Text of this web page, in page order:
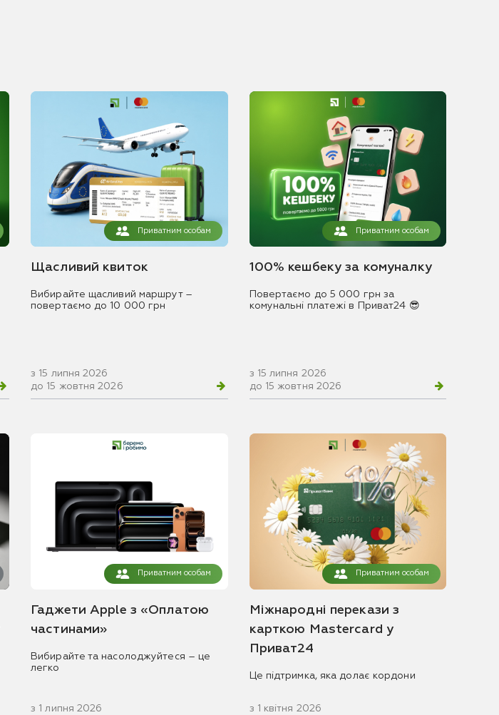
Приватним особам
Щасливий квиток
Вибирайте щасливий маршрут –
повертаємо до 10 000 грн
з 15 липня 2026
до 15 жовтня 2026
Приватним особам
100% кешбеку за комуналку
Повертаємо до 5 000 грн за
комунальні платежі в Приват24 😎
з 15 липня 2026
до 15 жовтня 2026
Приватним особам
Гаджети Apple з «Оплатою
частинами»
Вибирайте та насолоджуйтеся – це
легко
з 1 липня 2026
Приватним особам
Міжнародні перекази з
карткою Mastercard у
Приват24
Це підтримка, яка долає кордони
з 1 квітня 2026